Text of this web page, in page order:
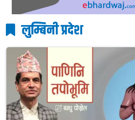
लुम्बिनी प्रदेश